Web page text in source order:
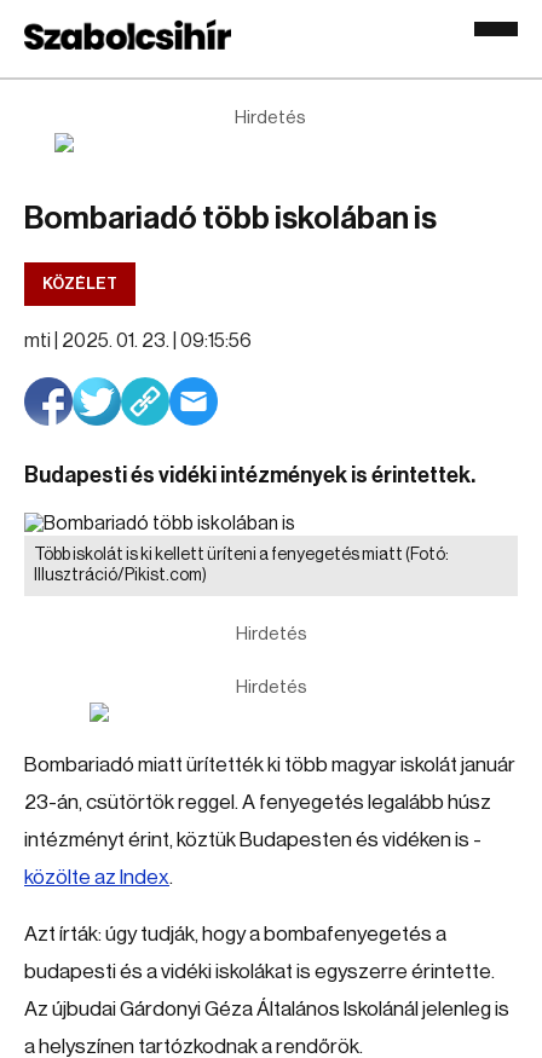
Hirdetés
Bombariadó több iskolában is
KÖZÉLET
mti | 2025. 01. 23. | 09:15:56
Budapesti és vidéki intézmények is érintettek.
Több iskolát is ki kellett üríteni a fenyegetés miatt (Fotó:
Illusztráció/Pikist.com)
Hirdetés
Hirdetés
Bombariadó miatt ürítették ki több magyar iskolát január
23-án, csütörtök reggel. A fenyegetés legalább húsz
intézményt érint, köztük Budapesten és vidéken is -
közölte az Index.
Azt írták: úgy tudják, hogy a bombafenyegetés a
budapesti és a vidéki iskolákat is egyszerre érintette.
Az újbudai Gárdonyi Géza Általános Iskolánál jelenleg is
a helyszínen tartózkodnak a rendőrök.